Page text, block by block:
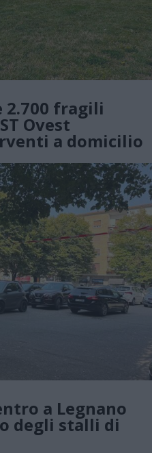
2.700 fragili
Ovest
a domicilio
a Legnano
degli stalli di